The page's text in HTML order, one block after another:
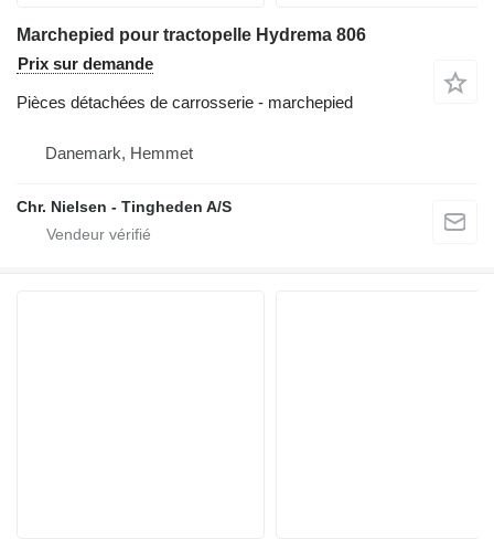
Marchepied pour tractopelle Hydrema 806
Prix sur demande
Pièces détachées de carrosserie - marchepied
Danemark, Hemmet
Chr. Nielsen - Tingheden A/S